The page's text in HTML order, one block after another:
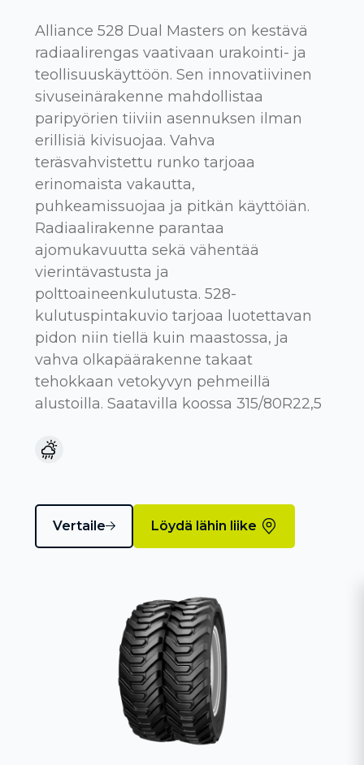
Alliance 528 Dual Masters on kestävä
radiaalirengas vaativaan urakointi- ja
teollisuuskäyttöön. Sen innovatiivinen
sivuseinärakenne mahdollistaa
paripyörien tiiviin asennuksen ilman
erillisiä kivisuojaa. Vahva
teräsvahvistettu runko tarjoaa
erinomaista vakautta,
puhkeamissuojaa ja pitkän käyttöiän.
Radiaalirakenne parantaa
ajomukavuutta sekä vähentää
vierintävastusta ja
polttoaineenkulutusta. 528-
kulutuspintakuvio tarjoaa luotettavan
pidon niin tiellä kuin maastossa, ja
vahva olkapäärakenne takaat
tehokkaan vetokyvyn pehmeillä
alustoilla. Saatavilla koossa 315/80R22,5
Vertaile Löydä lähin liike